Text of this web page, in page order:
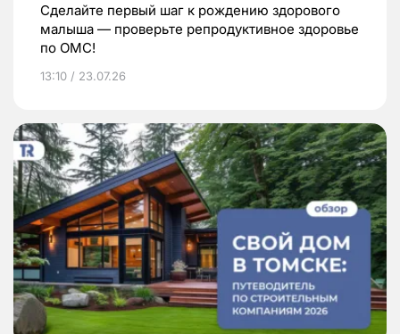
Сделайте первый шаг к рождению здорового
малыша — проверьте репродуктивное здоровье
по ОМС!
13:10 / 23.07.26